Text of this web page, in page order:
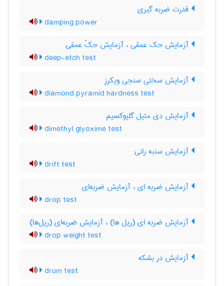
قدرت ضربه گیری
damping power
آزمایش حک عمقی ، آزمایش حکّ عمقی
deep-etch test
آزمایش سختی سنجی ویکرز
diamond pyramid hardness test
آزمایش دی متیل گلیوکسیم
dimethyl glyoxime test
آزمایش سنبه رانی
drift test
آزمایش ضربه ای ، آزمایش ضربه‌ای
drop test
آزمایش ضربه ای (ریل ها) ، آزمایش ضربه‌ای (ریل‌ها)
drop weight test
آزمایش در بشکه
drum test